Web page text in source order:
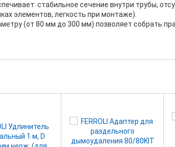
стабильное сечение внутри трубы,
элементов, легкость при монтаже).
(от 80 мм до 300 мм) позволяет собрать